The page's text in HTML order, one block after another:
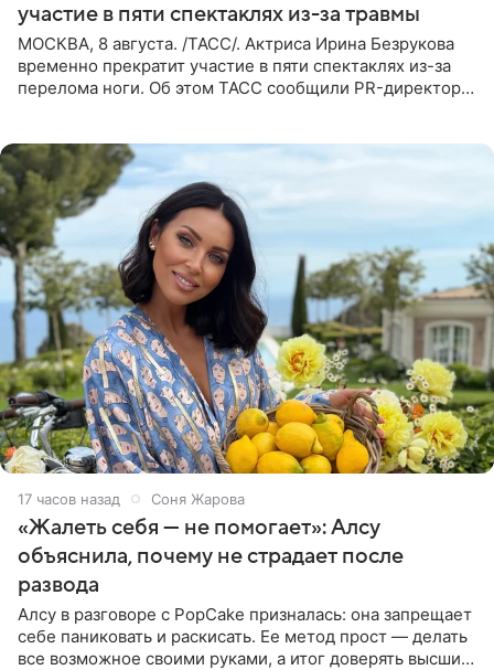
участие в пяти спектаклях из-за травмы
МОСКВА, 8 августа. /ТАСС/. Актриса Ирина Безрукова
временно прекратит участие в пяти спектаклях из-за
перелома ноги. Об этом ТАСС сообщили PR-директор
17 часов назад Соня Жарова
«Жалеть себя — не помогает»: Алсу
объяснила, почему не страдает после
развода
Алсу в разговоре с PopCake призналась: она запрещает
себе паниковать и раскисать. Ее метод прост — делать
все возможное своими руками, а итог доверять высшим